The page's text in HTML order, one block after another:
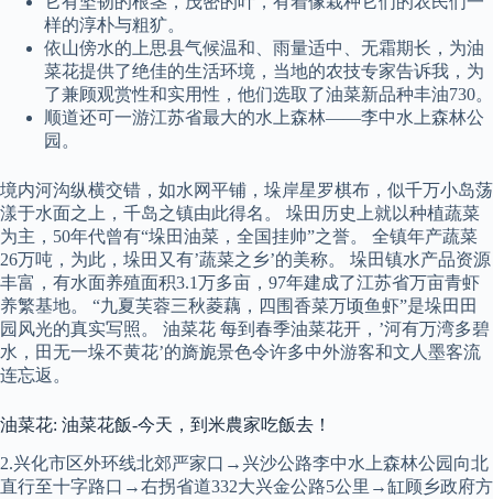
样的淳朴与粗犷。
依山傍水的上思县气候温和、雨量适中、无霜期长，为油
菜花提供了绝佳的生活环境，当地的农技专家告诉我，为
了兼顾观赏性和实用性，他们选取了油菜新品种丰油730。
顺道还可一游江苏省最大的水上森林——李中水上森林公
园。
境内河沟纵横交错，如水网平铺，垛岸星罗棋布，似千万小岛荡
漾于水面之上，千岛之镇由此得名。 垛田历史上就以种植蔬菜
为主，50年代曾有“垛田油菜，全国挂帅”之誉。 全镇年产蔬菜
26万吨，为此，垛田又有’蔬菜之乡’的美称。 垛田镇水产品资源
丰富，有水面养殖面积3.1万多亩，97年建成了江苏省万亩青虾
养繁基地。 “九夏芙蓉三秋菱藕，四围香菜万顷鱼虾”是垛田田
园风光的真实写照。 油菜花 每到春季油菜花开，’河有万湾多碧
水，田无一垛不黄花’的旖旎景色令许多中外游客和文人墨客流
连忘返。
油菜花: 油菜花飯-今天，到米農家吃飯去！
2.兴化市区外环线北郊严家口→兴沙公路李中水上森林公园向北
直行至十字路口→右拐省道332大兴金公路5公里→缸顾乡政府方